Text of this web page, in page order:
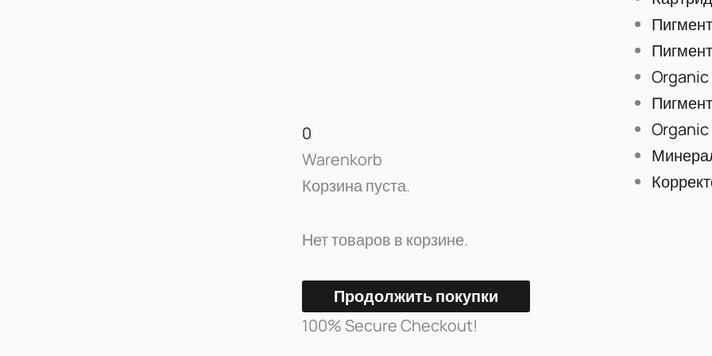
0
Warenkorb
Корзина пуста.
Нет товаров в корзине.
Продолжить покупки
100% Secure Checkout!